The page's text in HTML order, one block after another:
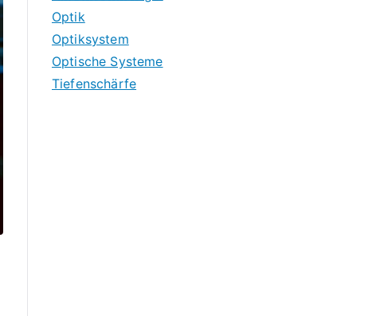
Optik
Optiksystem
Optische Systeme
Tiefenschärfe